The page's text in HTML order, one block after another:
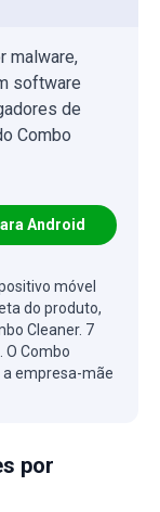
malware,
software
de
Combo
Android
móvel
do produto,
Cleaner. 7
O Combo
a empresa-mãe
por